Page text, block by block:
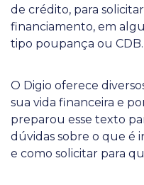
de crédito, para
financiamento, em
tipo poupança ou CDB.
O Digio oferece
sua vida financeira e
preparou esse texto
dúvidas sobre o que é
e como solicitar para